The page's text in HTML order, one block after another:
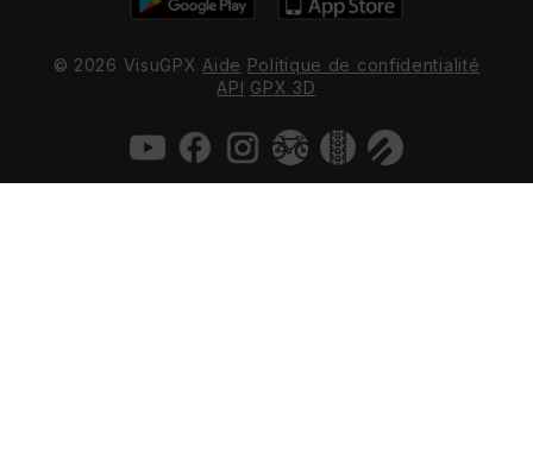
© 2026 VisuGPX Aide Politique de confidentialité
API GPX 3D